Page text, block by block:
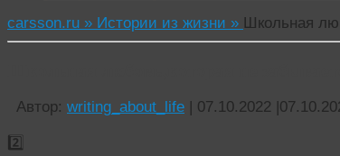
carsson.ru » Истории из жизни » Школьная
Автор: writing_about_life | 07.10.2022 |
2️⃣